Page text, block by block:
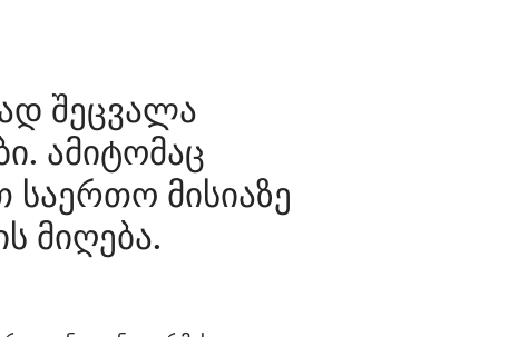
შეცვალა
ამიტომაც
მისიაზე
მიღება.